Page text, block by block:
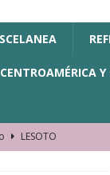
CENTROAMÉRICA Y
LESOTO